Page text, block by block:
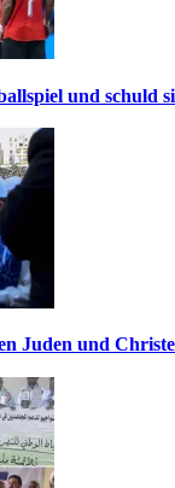
und schuld
Juden und